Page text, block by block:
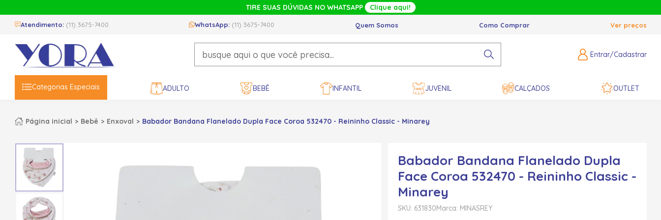
TIRE SUAS DÚVIDAS NO WHATSAPP Clique aqui!
Atendimento: (11) 3675-7400 WhatsApp: (11) 3675-7400 Quem Somos Como Comprar Ver preços
Entrar/Cadastrar
Categorias Especiais ADULTO BEBÊ INFANTIL JUVENIL CALÇADOS OUTLET
Página inicial Bebê Enxoval Babador Bandana Flanelado Dupla Face Coroa 532470 - Reininho Classic - Minarey
Babador Bandana Flanelado Dupla
Face Coroa 532470 - Reininho Classic -
Minarey
SKU: 631830Marca: MINASREY